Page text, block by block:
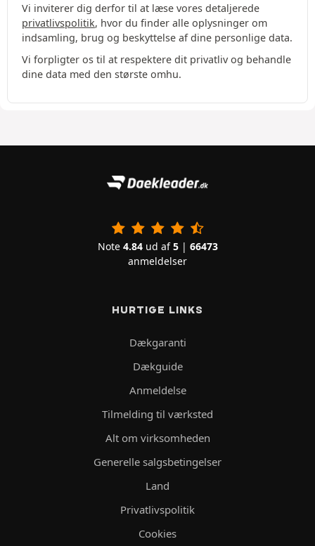
Vi inviterer dig derfor til at læse vores detaljerede
privatlivspolitik, hvor du finder alle oplysninger om
indsamling, brug og beskyttelse af dine personlige data.
Vi forpligter os til at respektere dit privatliv og behandle
dine data med den største omhu.
Note 4.84ud af5| 66473
anmeldelser
HURTIGE LINKS
Dækgaranti
Dækguide
Anmeldelse
Tilmelding til værksted
Alt om virksomheden
Generelle salgsbetingelser
Land
Privatlivspolitik
Cookies